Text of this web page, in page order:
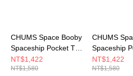
CHUMS Space Booby
Spaceship Pocket T-
Shirt 男 短袖上衣 黑色
CH012701K001
NT$1,422
NT$1,580
CHUMS
Spaceship
Shirt 男 短袖
色
NT$1,422
NT$1,580